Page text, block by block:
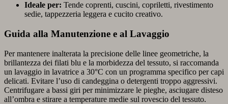
Ideale per: Tende coprenti, cuscini, copriletti, rivestimento
sedie, tappezzeria leggera e cucito creativo.
Guida alla Manutenzione e al Lavaggio
Per mantenere inalterata la precisione delle linee geometriche, la
brillantezza dei filati blu e la morbidezza del tessuto, si raccomanda
un lavaggio in lavatrice a 30°C con un programma specifico per capi
delicati. Evitare l’uso di candeggina o detergenti troppo aggressivi.
Centrifugare a bassi giri per minimizzare le pieghe, asciugare disteso
all’ombra e stirare a temperature medie sul rovescio del tessuto.